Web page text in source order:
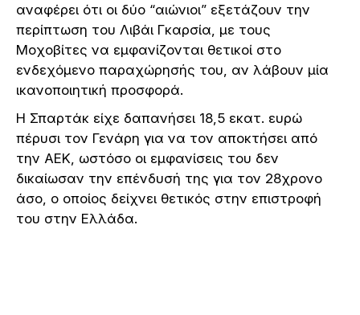
αναφέρει ότι οι δύο “αιώνιοι” εξετάζουν την
περίπτωση του Λιβάι Γκαρσία, με τους
Μοχοβίτες να εμφανίζονται θετικοί στο
ενδεχόμενο παραχώρησής του, αν λάβουν μία
ικανοποιητική προσφορά.
Η Σπαρτάκ είχε δαπανήσει 18,5 εκατ. ευρώ
πέρυσι τον Γενάρη για να τον αποκτήσει από
την ΑΕΚ, ωστόσο οι εμφανίσεις του δεν
δικαίωσαν την επένδυσή της για τον 28χρονο
άσο, ο οποίος δείχνει θετικός στην επιστροφή
του στην Ελλάδα.